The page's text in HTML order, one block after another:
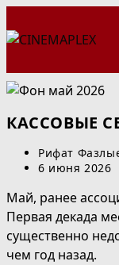
к
КАССОВЫЕ
Автор
записи:
Рифат
Запись
6 июня 2026
Май, ранее
Первая декада
существенно
чем год назад.